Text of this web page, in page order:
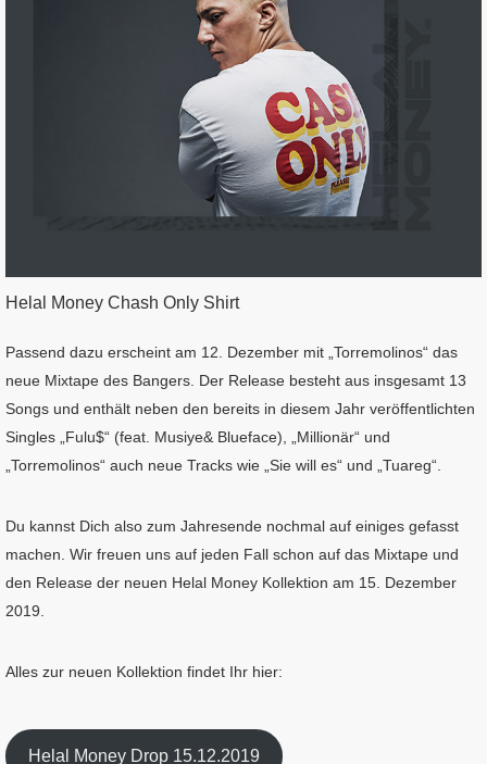
Helal Money Chash Only Shirt
Passend dazu erscheint am 12. Dezember mit „Torremolinos“ das
neue Mixtape des Bangers. Der Release besteht aus insgesamt 13
Songs und enthält neben den bereits in diesem Jahr veröffentlichten
Singles „Fulu$“ (feat. Musiye& Blueface), „Millionär“ und
„Torremolinos“ auch neue Tracks wie „Sie will es“ und „Tuareg“.
Du kannst Dich also zum Jahresende nochmal auf einiges gefasst
machen. Wir freuen uns auf jeden Fall schon auf das Mixtape und
den Release der neuen Helal Money Kollektion am 15. Dezember
2019.
Alles zur neuen Kollektion findet Ihr hier:
Helal Money Drop 15.12.2019